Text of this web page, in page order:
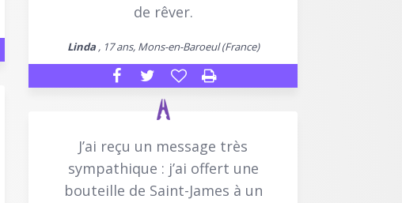
de rêver.
Linda, 17 ans, Mons-en-Baroeul (France)
J’ai reçu un message très
sympathique : j’ai offert une
bouteille de Saint-James à un